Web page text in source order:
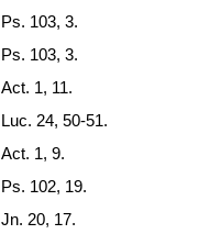
Ps. 103, 3.
Ps. 103, 3.
Act. 1, 11.
Luc. 24, 50-51.
Act. 1, 9.
Ps. 102, 19.
Jn. 20, 17.